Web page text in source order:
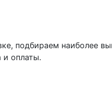
подбираем наиболее
и оплаты.